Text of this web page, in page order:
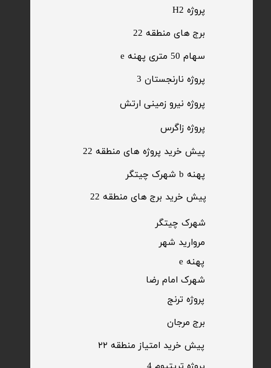
پیش خرید برج های منطقه 22
​سهام 50 متری پهنه e
پهنه b شهرک چیتگر
برج های منطقه 22
پیش خرید پروژه های منطقه 22
پروژه H2
​پروژه زاگرس
​پروژه ترنج
​پروژه نیرو زمینی ارتش
​پروژه نارنجستان 3
​شهرک چیتگر
مروارید شهر​​​​​​​
شهرک امام رضا
پهنه e
برج مرجان
پیش خرید امتیاز منطقه ۲۲​​​​​​​